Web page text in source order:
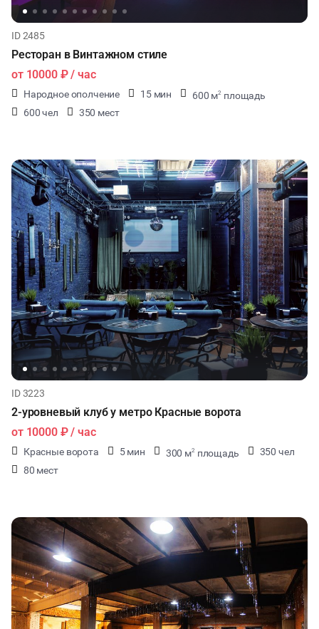
ID 2485
Ресторан в Винтажном стиле
от 10000 ₽/ час
Народное ополчение 15 мин 600 м2 площадь
600 чел
350 мест
ID 3223
2-уровневый клуб у метро Красные ворота
от 10000 ₽/ час
Красные ворота 5 мин 300 м2 площадь
350 чел
80 мест